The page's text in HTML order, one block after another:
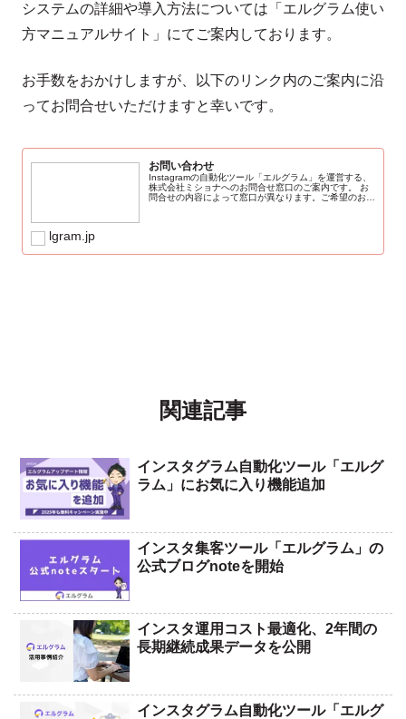
システムの詳細や導入方法については「エルグラム使い
方マニュアルサイト」にてご案内しております。
お手数をおかけしますが、以下のリンク内のご案内に沿
ってお問合せいただけますと幸いです。
お問い合わせ
Instagramの自動化ツール「エルグラム」を運営する、
株式会社ミショナへのお問合せ窓口のご案内です。 お
問合せの内容によって窓口が異なります。ご希望のお問
lgram.jp
関連記事
インスタグラム自動化ツール「エルグ
ラム」にお気に入り機能追加
インスタ集客ツール「エルグラム」の
公式ブログnoteを開始
インスタ運用コスト最適化、2年間の
長期継続成果データを公開
インスタグラム自動化ツール「エルグ